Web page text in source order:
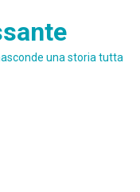
una storia tutta